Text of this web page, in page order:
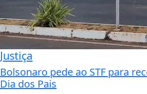
Justiça
Bolsonaro pede ao STF para
Dia dos Pais